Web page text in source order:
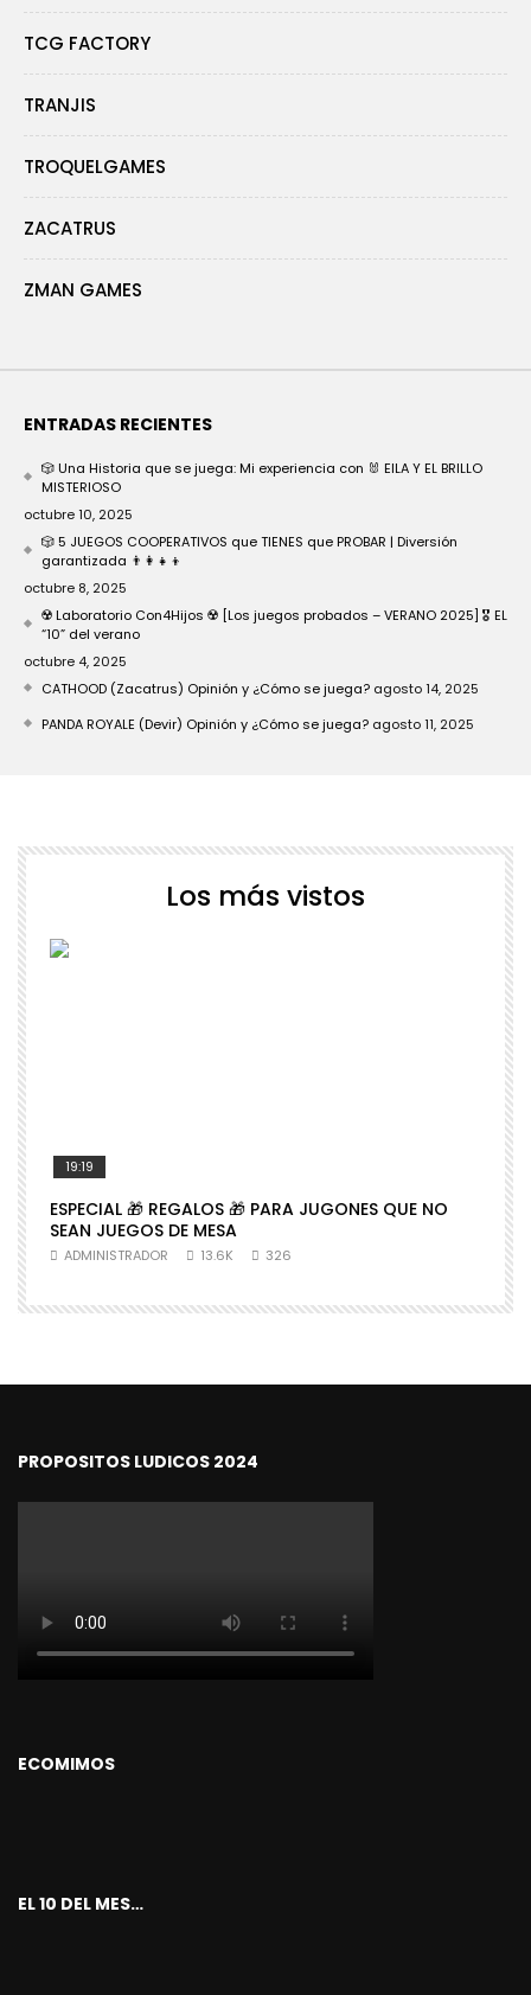
TCG FACTORY
TRANJIS
TROQUELGAMES
ZACATRUS
ZMAN GAMES
ENTRADAS RECIENTES
🎲 Una Historia que se juega: Mi experiencia con 🐰 EILA Y EL BRILLO
MISTERIOSO
octubre 10, 2025
🎲 5 JUEGOS COOPERATIVOS que TIENES que PROBAR | Diversión
garantizada 👨‍👩‍👧‍👦
octubre 8, 2025
☢️ Laboratorio Con4Hijos ☢️ [Los juegos probados – VERANO 2025] 🎖️ EL
“10” del verano
octubre 4, 2025
CATHOOD (Zacatrus) Opinión y ¿Cómo se juega? agosto 14, 2025
PANDA ROYALE (Devir) Opinión y ¿Cómo se juega? agosto 11, 2025
Los más vistos
19:19
ESPECIAL 🎁 REGALOS 🎁 PARA JUGONES QUE NO
SEAN JUEGOS DE MESA
ADMINISTRADOR 13.6K 326
PROPOSITOS LUDICOS 2024
ECOMIMOS
EL 10 DEL MES…